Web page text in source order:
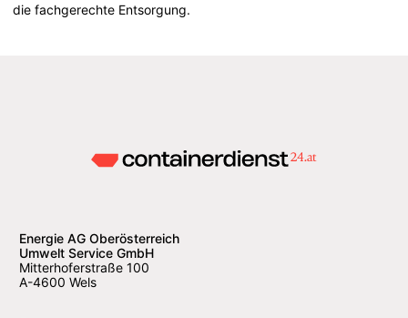
die fachgerechte Entsorgung.
Energie AG Oberösterreich
Umwelt Service GmbH
Mitterhoferstraße 100
A-4600 Wels